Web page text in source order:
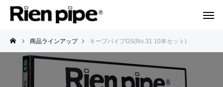
商品ラインアップ キープパイプGS(No.31 10本セット)